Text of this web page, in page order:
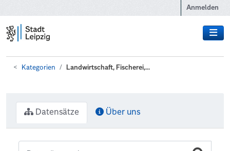
Anmelden
Kategorien Landwirtschaft, Fischerei,...
Datensätze Über uns